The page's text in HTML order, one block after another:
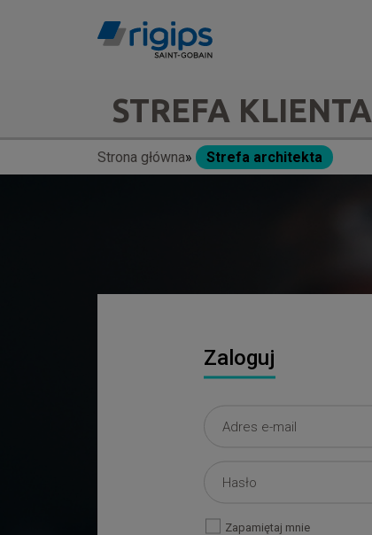
navigation
-
STREFA KLIENTA
Ścieżka
Strona główna Strefa architekta
Zaloguj
Zapamiętaj mnie